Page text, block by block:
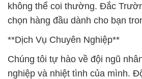
không thể coi thường. Đắc
chọn hàng đầu dành cho bạn
**Dịch Vụ Chuyên Nghiệp**
Chúng tôi tự hào về đội ngũ
nghiệp và nhiệt tình của mình.